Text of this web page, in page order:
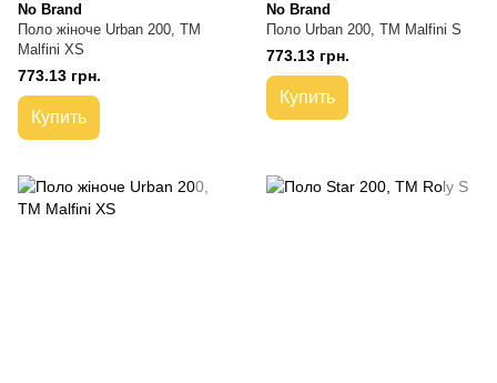
No Brand
Поло жіноче Urban 200, TM
Malfini XS
773.13 грн.
Купить
No Brand
Поло Urban 200, TM Malfini S
773.13 грн.
Купить